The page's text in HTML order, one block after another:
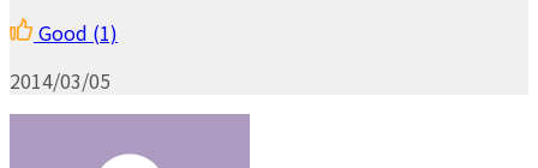
Good (1)
2014/03/05